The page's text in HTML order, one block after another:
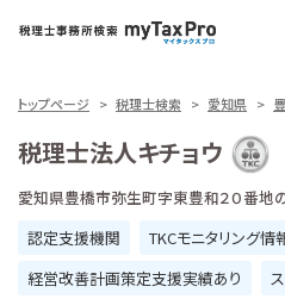
トップページ 税理士検索 愛知県
税理士法人キチョウ
愛知県豊橋市弥生町字東豊和２０番地
認定支援機関
TKCモニタリング情
経営改善計画策定支援実績あり